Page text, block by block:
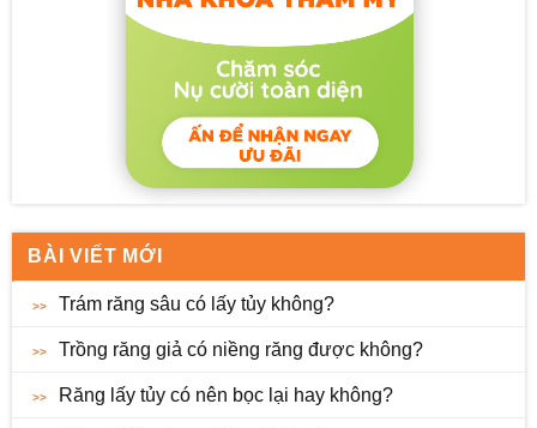
BÀI VIẾT MỚI
Trám răng sâu có lấy tủy không?
Trồng răng giả có niềng răng được không?
Răng lấy tủy có nên bọc lại hay không?